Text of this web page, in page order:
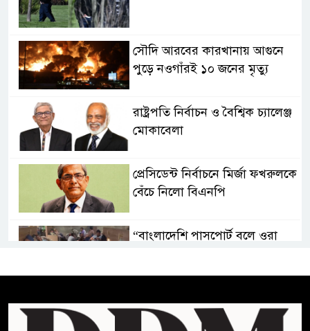
সৌদি আরবের কারখানায় আগুনে
পুড়ে নওগাঁরই ১০ জনের মৃত্যু
রাষ্ট্রপতি নির্বাচন ও বৈশ্বিক চ্যালেঞ্জ
মোকাবেলা
প্রেসিডেন্ট নির্বাচনে মির্জা ফখরুলকে
বেঁচে নিলো বিএনপি
“বাংলাদেশি পাসপোর্ট বলে ওরা
প্রার্থী অলি আহমদ